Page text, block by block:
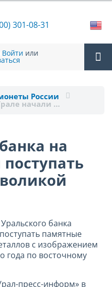
301-08-31
Войти или
России
начали …
на
банка
памятные
с изображением
года по восточному
пресс-информ» в